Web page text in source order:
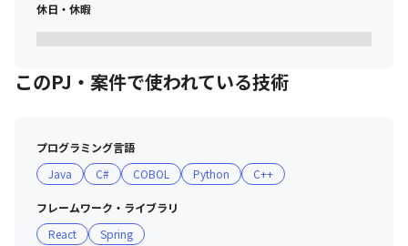
休日・休暇
このPJ・案件で使われている技術
プログラミング言語
Java
C# COBOL Python C++
フレームワーク・ライブラリ
React
Spring